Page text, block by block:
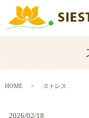
HOME ストレス
2026/02/18